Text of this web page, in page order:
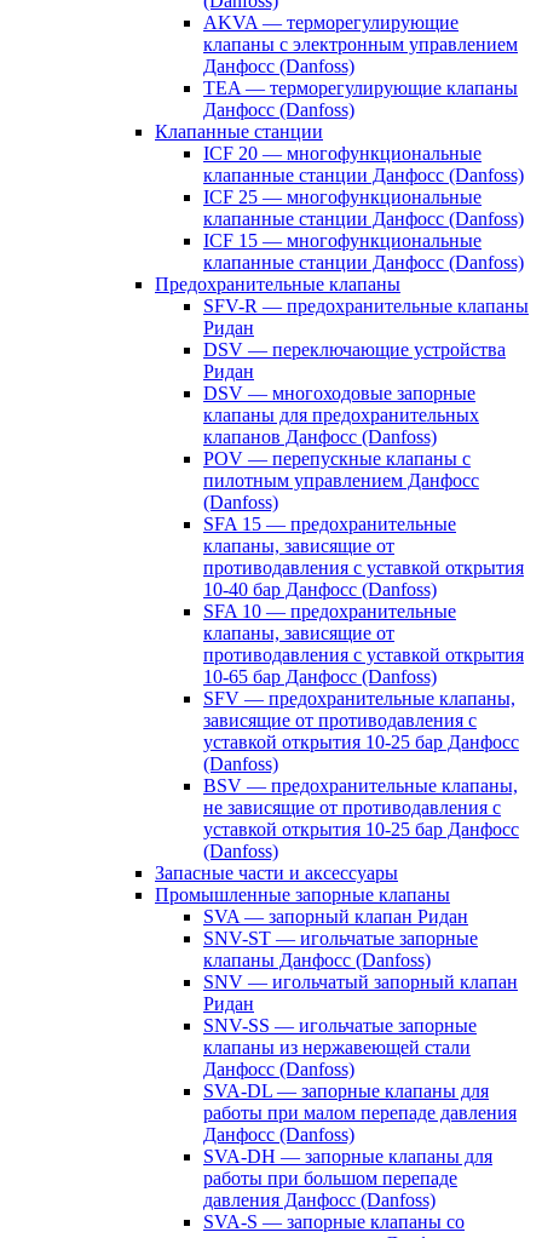
AKVA — терморегулирующие
клапаны с электронным управлением
Данфосс (Danfoss)
TEA — терморегулирующие клапаны
Данфосс (Danfoss)
Клапанные станции
ICF 20 — многофункциональные
клапанные станции Данфосс (Danfoss)
ICF 25 — многофункциональные
клапанные станции Данфосс (Danfoss)
ICF 15 — многофункциональные
клапанные станции Данфосс (Danfoss)
Предохранительные клапаны
SFV-R — предохранительные клапаны
Ридан
DSV — переключающие устройства
Ридан
DSV — многоходовые запорные
клапаны для предохранительных
клапанов Данфосс (Danfoss)
POV — перепускные клапаны с
пилотным управлением Данфосс
(Danfoss)
SFA 15 — предохранительные
клапаны, зависящие от
противодавления с уставкой открытия
10-40 бар Данфосс (Danfoss)
SFA 10 — предохранительные
клапаны, зависящие от
противодавления с уставкой открытия
10-65 бар Данфосс (Danfoss)
SFV — предохранительные клапаны,
зависящие от противодавления с
уставкой открытия 10-25 бар Данфосс
(Danfoss)
BSV — предохранительные клапаны,
не зависящие от противодавления с
уставкой открытия 10-25 бар Данфосс
(Danfoss)
Запасные части и аксессуары
Промышленные запорные клапаны
SVA — запорный клапан Ридан
SNV-ST — игольчатые запорные
клапаны Данфосс (Danfoss)
SNV — игольчатый запорный клапан
Ридан
SNV-SS — игольчатые запорные
клапаны из нержавеющей стали
Данфосс (Danfoss)
SVA-DL — запорные клапаны для
работы при малом перепаде давления
Данфосс (Danfoss)
SVA-DH — запорные клапаны для
работы при большом перепаде
давления Данфосс (Danfoss)
SVA-S — запорные клапаны со